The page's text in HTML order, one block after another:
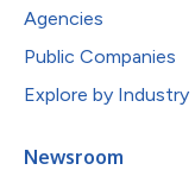
Agencies
Public Companies
Explore by Industry
Newsroom